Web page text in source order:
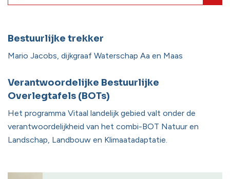
Bestuurlijke trekker
Mario Jacobs, dijkgraaf Waterschap Aa en Maas
Verantwoordelijke Bestuurlijke
Overlegtafels (BOTs)
Het programma Vitaal landelijk gebied valt onder de
verantwoordelijkheid van het combi-BOT Natuur en
Landschap, Landbouw en Klimaatadaptatie.